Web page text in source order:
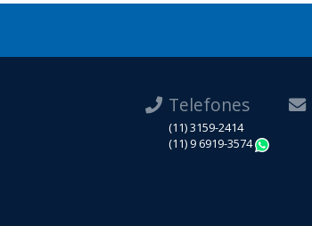
Telefones
(11) 3159-2414
(11) 9 6919-3574